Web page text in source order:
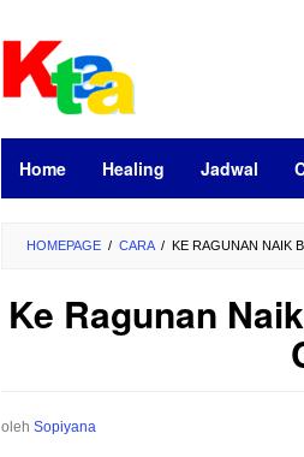
Home Healing Jadwal
HOMEPAGE / CARA / KE RAGUNAN NAIK
Ke Ragunan
oleh Sopiyana